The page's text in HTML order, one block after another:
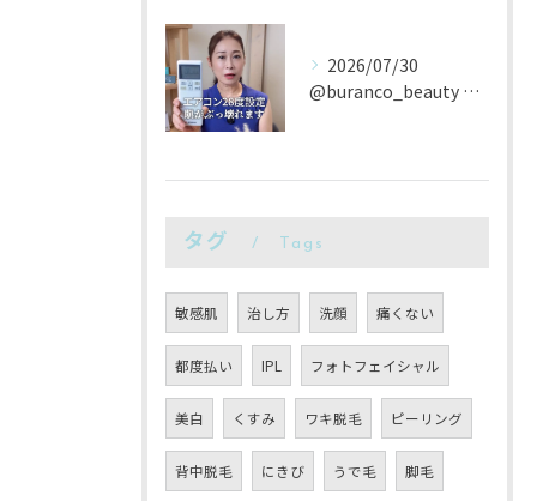
2026/07/30
@buranco_beauty 歴12年の知見と根本美容💆‍...
タグ Tags
敏感肌 治し方 洗顔 痛くない
都度払い IPL フォトフェイシャル
美白 くすみ ワキ脱毛 ピーリング
背中脱毛 にきび うで毛 脚毛